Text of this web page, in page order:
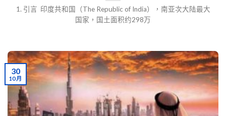
1. 引言 印度共和国（The Republic of India），南亚次大陆最大
国家，国土面积约298万
30
10 月